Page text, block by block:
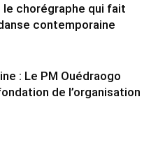
le chorégraphe qui fait
contemporaine
: Le PM Ouédraogo
de l’organisation